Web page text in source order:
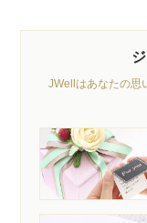
JWellはあなたの思